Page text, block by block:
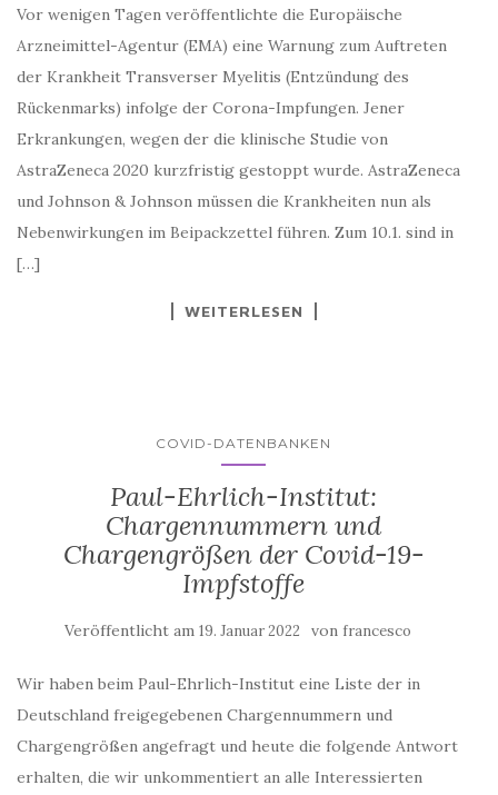
Vor wenigen Tagen veröffentlichte die Europäische
Arzneimittel-Agentur (EMA) eine Warnung zum Auftreten
der Krankheit Transverser Myelitis (Entzündung des
Rückenmarks) infolge der Corona-Impfungen. Jener
Erkrankungen, wegen der die klinische Studie von
AstraZeneca 2020 kurzfristig gestoppt wurde. AstraZeneca
und Johnson & Johnson müssen die Krankheiten nun als
Nebenwirkungen im Beipackzettel führen. Zum 10.1. sind in
[…]
WEITERLESEN
COVID-DATENBANKEN
Paul-Ehrlich-Institut:
Chargennummern und
Chargengrößen der Covid-19-
Impfstoffe
Veröffentlicht am 19. Januar 2022 von francesco
Wir haben beim Paul-Ehrlich-Institut eine Liste der in
Deutschland freigegebenen Chargennummern und
Chargengrößen angefragt und heute die folgende Antwort
erhalten, die wir unkommentiert an alle Interessierten